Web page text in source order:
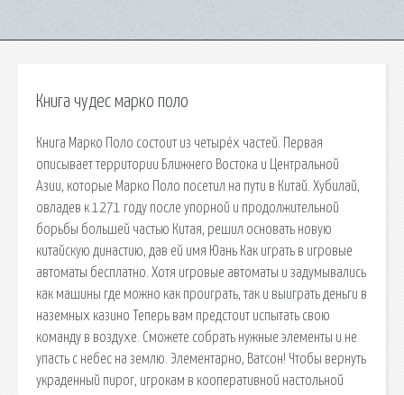
Книга чудес марко поло
Книга Марко Поло состоит из четырёх частей. Первая
описывает территории Ближнего Востока и Центральной
Азии, которые Марко Поло посетил на пути в Китай. Хубилай,
овладев к 1271 году после упорной и продолжительной
борьбы большей частью Китая, решил основать новую
китайскую династию, дав ей имя Юань Как играть в игровые
автоматы бесплатно. Хотя игровые автоматы и задумывались
как машины где можно как проиграть, так и выиграть деньги в
наземных казино Теперь вам предстоит испытать свою
команду в воздухе. Сможете собрать нужные элементы и не
упасть с небес на землю. Элементарно, Ватсон! Чтобы вернуть
украденный пирог, игрокам в кооперативной настольной